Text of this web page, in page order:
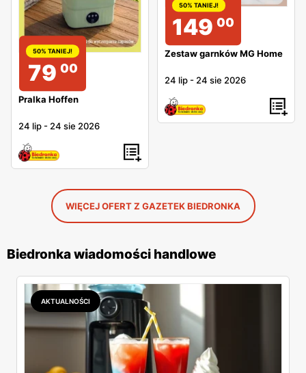
50% TANIEJ!
79 00
Pralka Hoffen
24 lip - 24 sie 2026
50% TANIEJ!
149 00
Zestaw garnków MG Home
24 lip - 24 sie 2026
WIĘCEJ OFERT Z GAZETEK BIEDRONKA
Biedronka wiadomości handlowe
AKTUALNOŚCI